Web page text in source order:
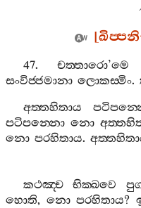
[
47. චත‍්තාරො’මෙ
සංවිජ‍්ජමානා ලොකස‍්මිං.
අත‍්තහිතාය
පටිපන‍්නො නො
නො පරහිතාය.
කථඤ‍්ච භික‍්ඛවෙ
හොති, නො පරහිතාය?